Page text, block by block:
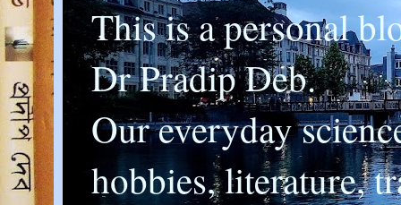
This is a personal
Dr Pradip Deb.
Our everyday
hobbies, literature,